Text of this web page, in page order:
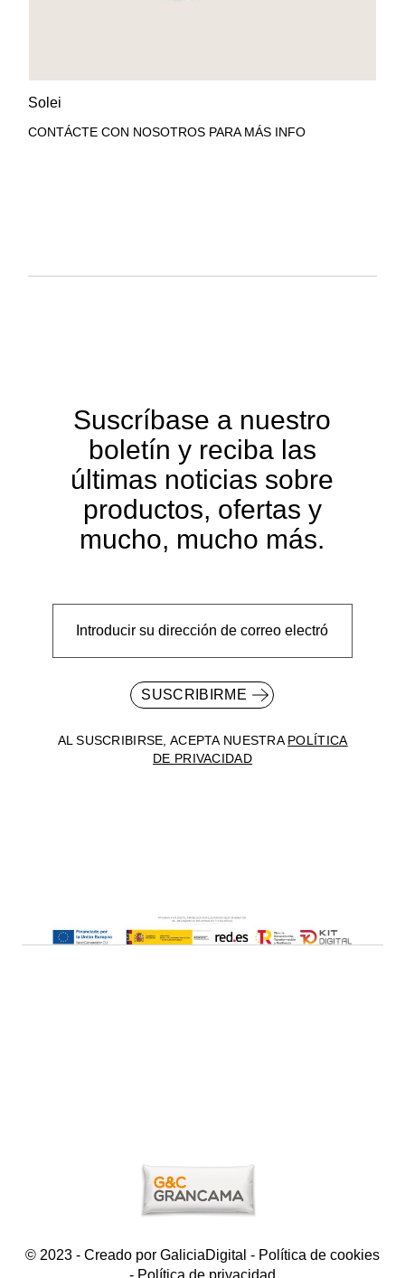
Solei
CONTÁCTE CON NOSOTROS PARA MÁS INFO
Suscríbase a nuestro
boletín y reciba las
últimas noticias sobre
productos, ofertas y
mucho, mucho más.
SUSCRIBIRME
AL SUSCRIBIRSE, ACEPTA NUESTRA POLÍTICA
DE PRIVACIDAD
© 2023 - Creado por GaliciaDigital - Política de cookies